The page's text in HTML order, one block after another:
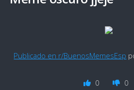
Publicado en r/BuenosMemesEsp
0 0